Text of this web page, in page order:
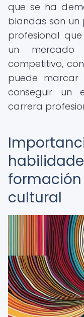
que se ha
blandas son un
profesional
un
competitivo,
puede
conseguir un
carrera
cultural